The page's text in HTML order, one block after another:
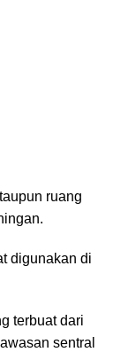
ruang
digunakan di
terbuat dari
sentral